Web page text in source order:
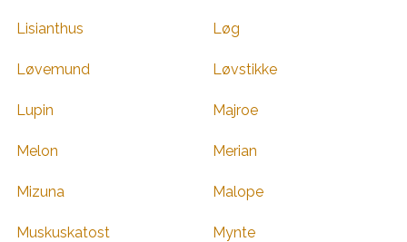
Lisianthus Løg
Løvemund Løvstikke
Lupin Majroe
Melon Merian
Mizuna Malope
Muskuskatost Mynte